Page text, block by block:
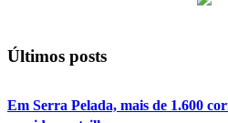
Últimos posts
Em Serra Pelada, mais de 1.600